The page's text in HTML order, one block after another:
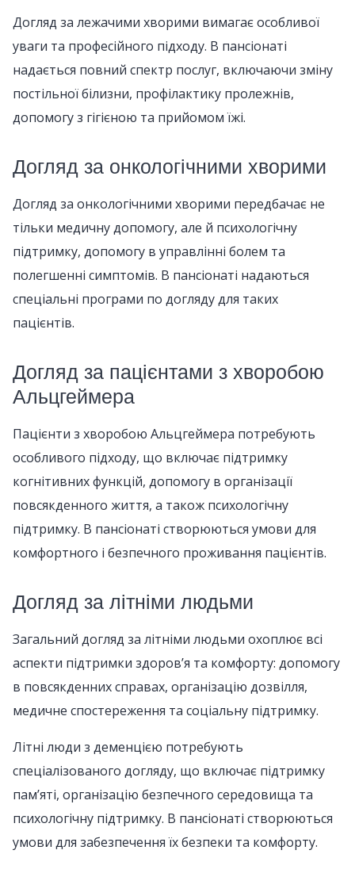
Догляд за лежачими хворими вимагає особливої
уваги та професійного підходу. В пансіонаті
надається повний спектр послуг, включаючи зміну
постільної білизни, профілактику пролежнів,
допомогу з гігієною та прийомом їжі.
Догляд за онкологічними хворими
Догляд за онкологічними хворими передбачає не
тільки медичну допомогу, але й психологічну
підтримку, допомогу в управлінні болем та
полегшенні симптомів. В пансіонаті надаються
спеціальні програми по догляду для таких
пацієнтів.
Догляд за пацієнтами з хворобою
Альцгеймера
Пацієнти з хворобою Альцгеймера потребують
особливого підходу, що включає підтримку
когнітивних функцій, допомогу в організації
повсякденного життя, а також психологічну
підтримку. В пансіонаті створюються умови для
комфортного і безпечного проживання пацієнтів.
Догляд за літніми людьми
Загальний догляд за літніми людьми охоплює всі
аспекти підтримки здоров’я та комфорту: допомогу
в повсякденних справах, організацію дозвілля,
медичне спостереження та соціальну підтримку.
Літні люди з деменцією потребують
спеціалізованого догляду, що включає підтримку
пам’яті, організацію безпечного середовища та
психологічну підтримку. В пансіонаті створюються
умови для забезпечення їх безпеки та комфорту.